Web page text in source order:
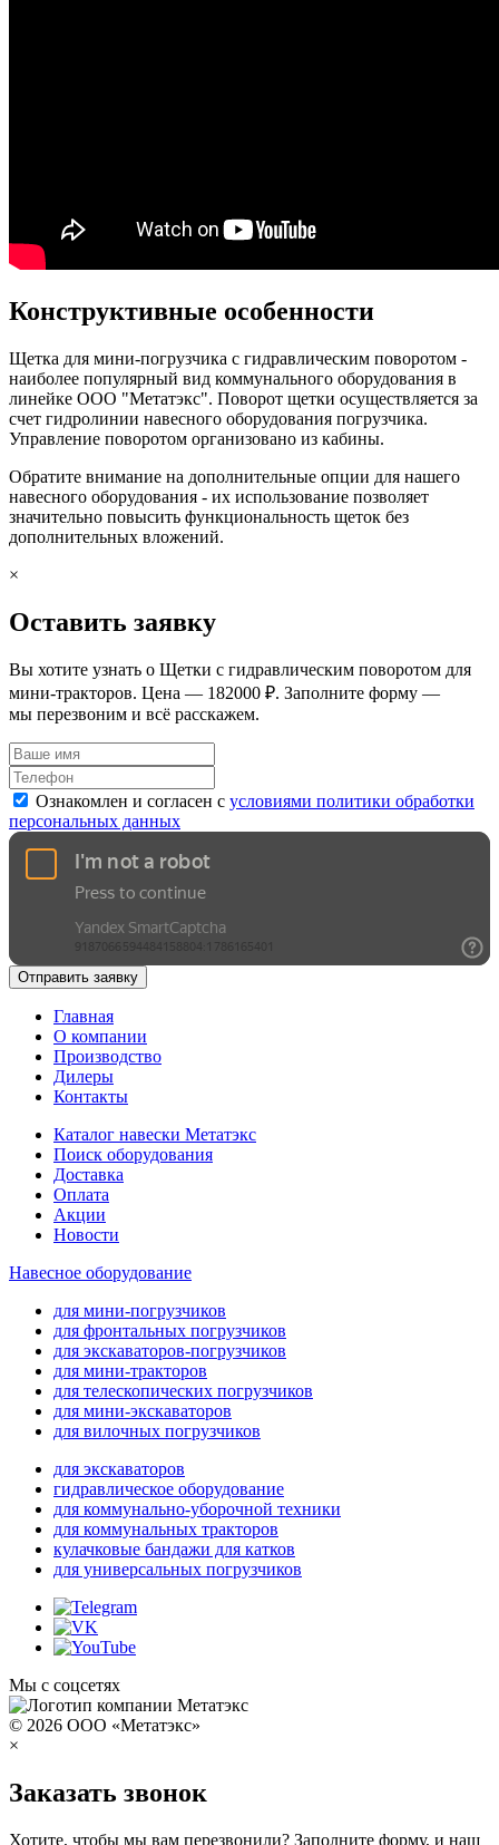
Конструктивные особенности
Щетка для мини-погрузчика с гидравлическим поворотом -
наиболее популярный вид коммунального оборудования в
линейке ООО "Метатэкс". Поворот щетки осуществляется за
счет гидролинии навесного оборудования погрузчика.
Управление поворотом организовано из кабины.
Обратите внимание на дополнительные опции для нашего
навесного оборудования - их использование позволяет
значительно повысить функциональность щеток без
дополнительных вложений.
×
Оставить заявку
Вы хотите узнать о Щетки с гидравлическим поворотом для
мини-тракторов. Цена — 182000 ₽. Заполните форму —
мы перезвоним и всё расскажем.
Ознакомлен и согласен с условиями политики обработки
персональных данных
Отправить заявку
Главная
О компании
Производство
Дилеры
Контакты
Каталог навески Метатэкс
Поиск оборудования
Доставка
Оплата
Акции
Новости
Навесное оборудование
для мини-погрузчиков
для фронтальных погрузчиков
для экскаваторов-погрузчиков
для мини-тракторов
для телескопических погрузчиков
для мини-экскаваторов
для вилочных погрузчиков
для экскаваторов
гидравлическое оборудование
для коммунально-уборочной техники
для коммунальных тракторов
кулачковые бандажи для катков
для универсальных погрузчиков
Мы с соцсетях
© 2026 ООО «Метатэкс»
×
Заказать звонок
Хотите, чтобы мы вам перезвонили? Заполните форму, и наш